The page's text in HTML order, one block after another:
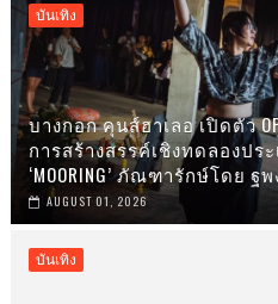
บันเทิง
บางกอก คุนส์ฮาเลอ เปิดตัว
การสร้างสรรค์เชิงทดลองปร
‘MOORING’ ภัณฑารักษ์โดย ฐ
AUGUST 01, 2026
บันเทิง